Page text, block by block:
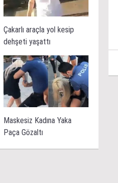
Çakarlı araçla yol kesip
dehşeti yaşattı
Maskesiz Kadına Yaka
Paça Gözaltı